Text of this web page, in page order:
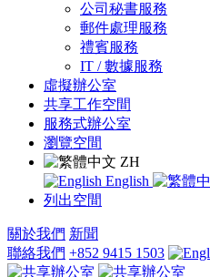
公司秘書服務
郵件處理服務
禮賓服務
IT / 數據服務
虛擬辦公室
共享工作空間
服務式辦公室
瀏覽空間
ZH
English
列出空間
關於我們 新聞
聯絡我們 +852 9415 1503